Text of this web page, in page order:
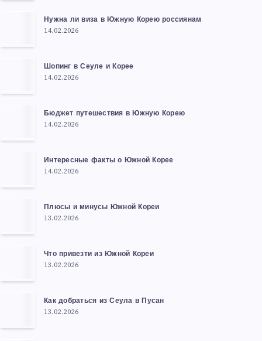
Нужна ли виза в Южную Корею россиянам
14.02.2026
Шопинг в Сеуле и Корее
14.02.2026
Бюджет путешествия в Южную Корею
14.02.2026
Интересные факты о Южной Корее
14.02.2026
Плюсы и минусы Южной Кореи
13.02.2026
Что привезти из Южной Кореи
13.02.2026
Как добраться из Сеула в Пусан
13.02.2026